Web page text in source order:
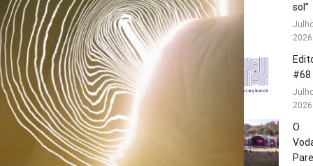
sol”
2026
#68
2026
O